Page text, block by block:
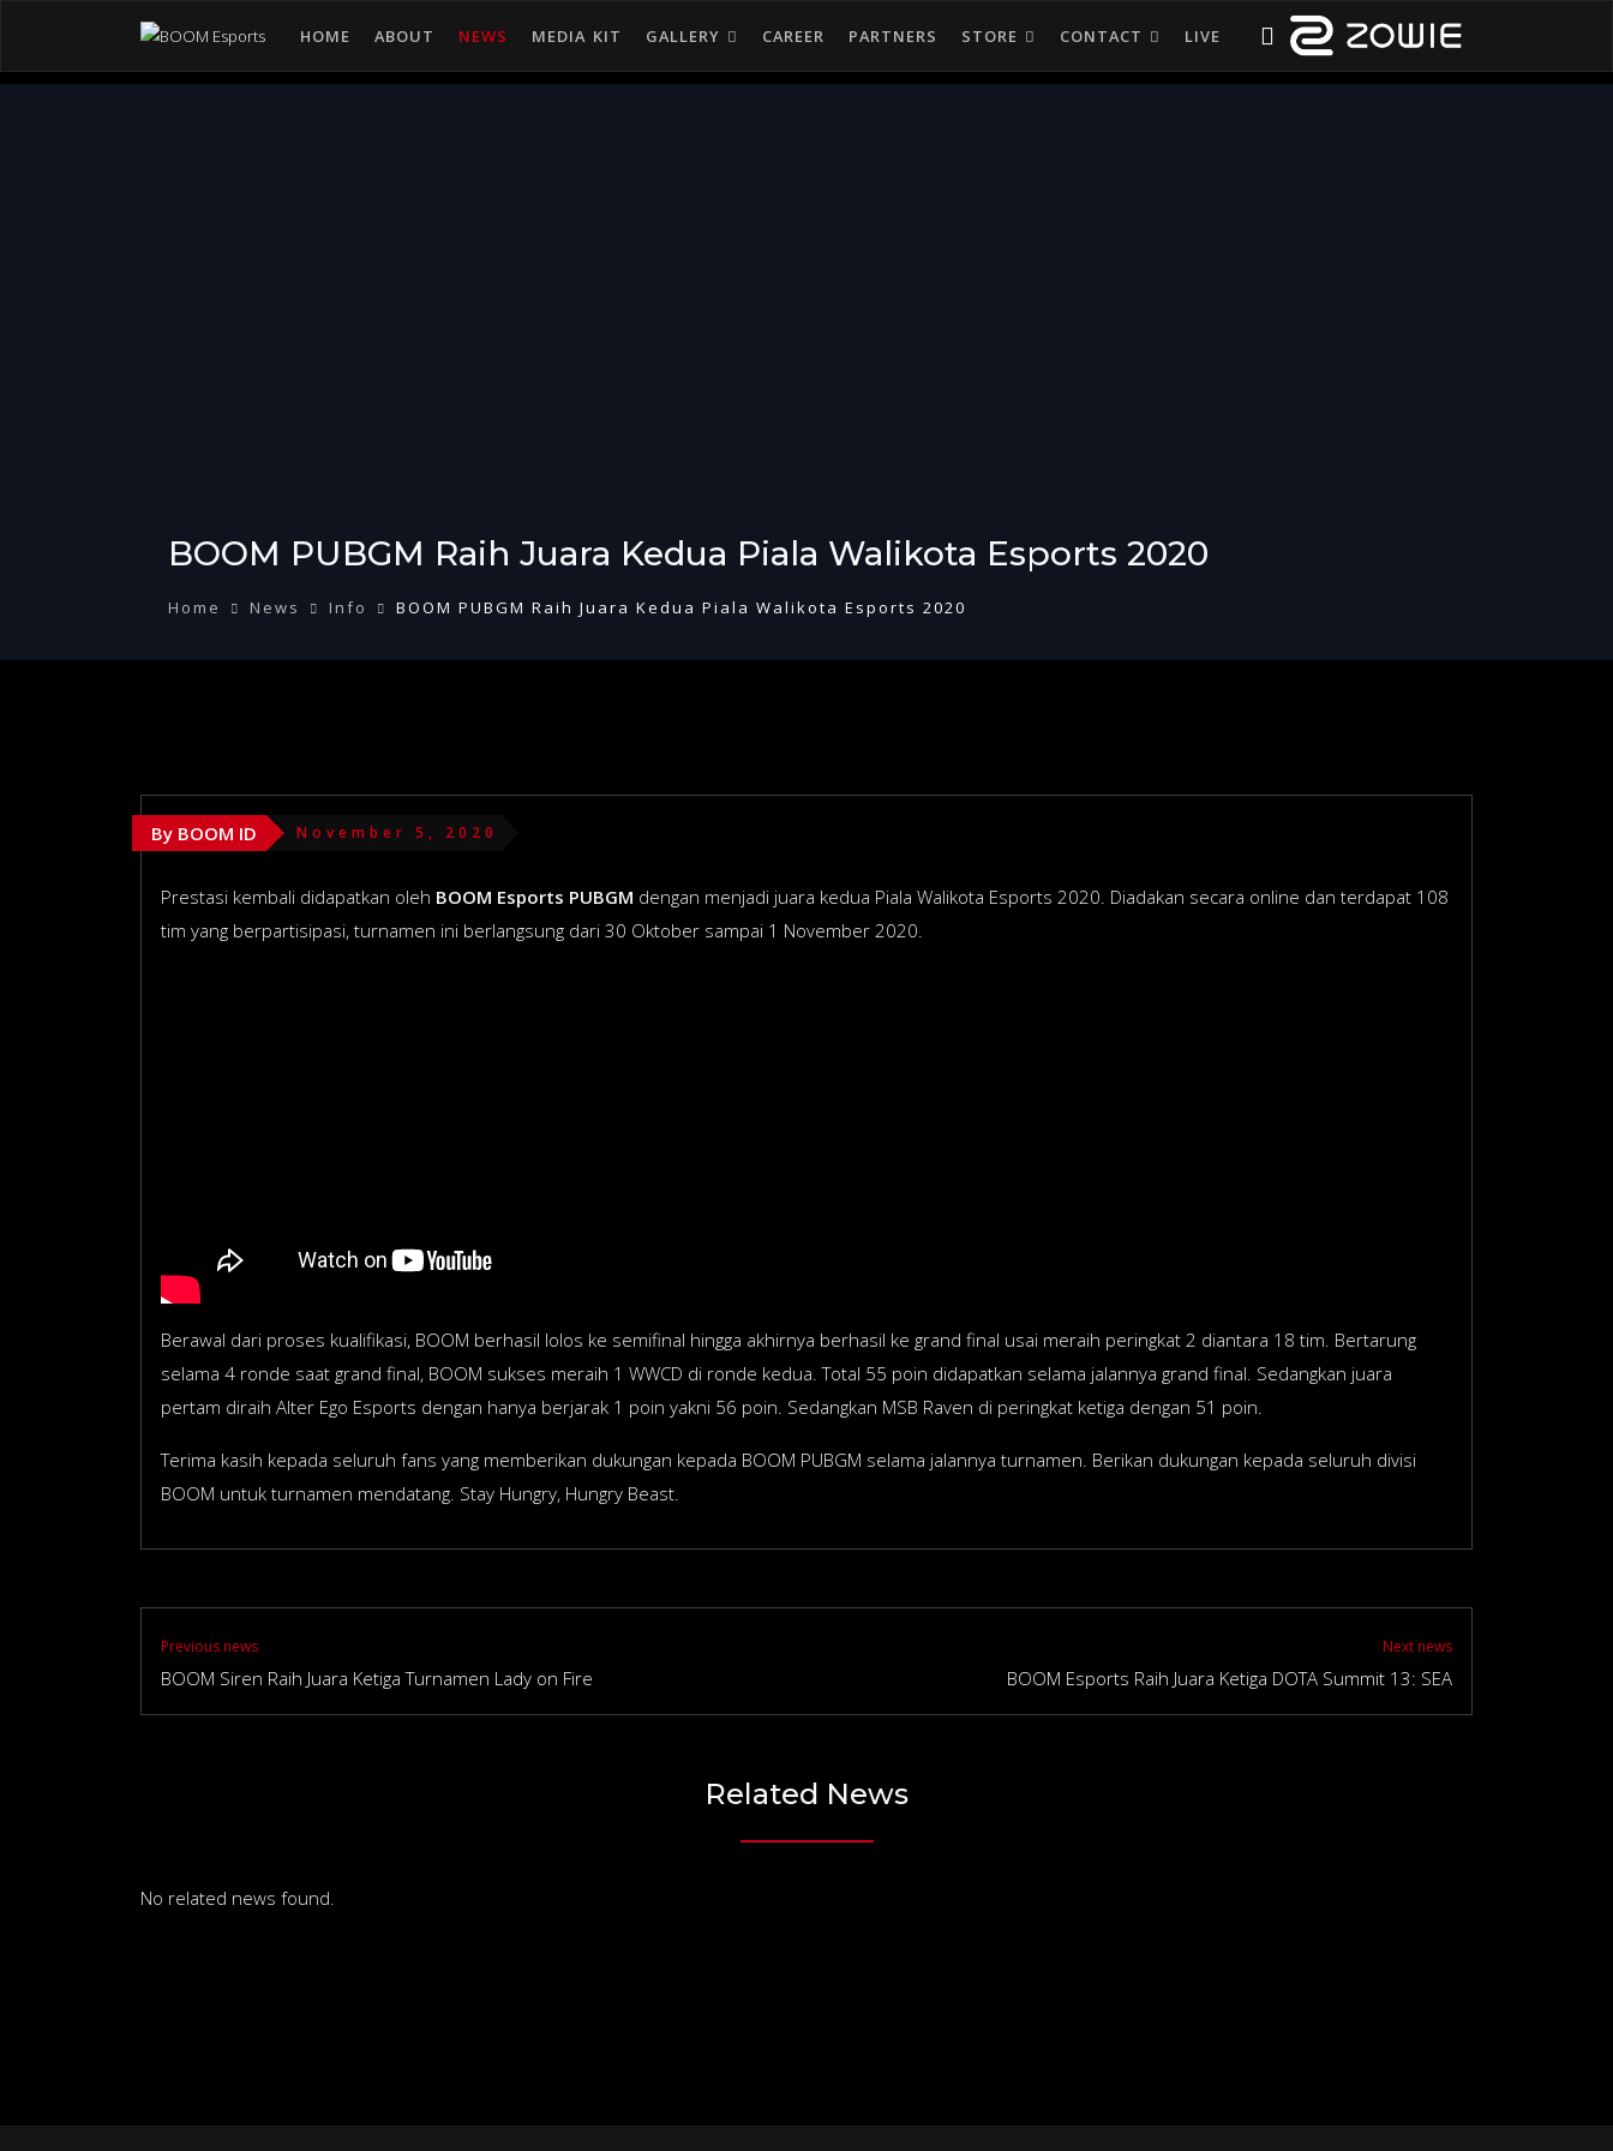
HOME ABOUT NEWS MEDIA KIT GALLERY CAREER PARTNERS STORE CONTACT LIVE
BOOM PUBGM Raih Juara Kedua Piala Walikota Esports 2020
Home News Info BOOM PUBGM Raih Juara Kedua Piala Walikota Esports 2020
By BOOM ID November 5, 2020
Prestasi kembali didapatkan oleh BOOM Esports PUBGM dengan menjadi juara kedua Piala Walikota Esports 2020. Diadakan secara online dan terdapat 108
tim yang berpartisipasi, turnamen ini berlangsung dari 30 Oktober sampai 1 November 2020.
Berawal dari proses kualifikasi, BOOM berhasil lolos ke semifinal hingga akhirnya berhasil ke grand final usai meraih peringkat 2 diantara 18 tim. Bertarung
selama 4 ronde saat grand final, BOOM sukses meraih 1 WWCD di ronde kedua. Total 55 poin didapatkan selama jalannya grand final. Sedangkan juara
pertam diraih Alter Ego Esports dengan hanya berjarak 1 poin yakni 56 poin. Sedangkan MSB Raven di peringkat ketiga dengan 51 poin.
Terima kasih kepada seluruh fans yang memberikan dukungan kepada BOOM PUBGM selama jalannya turnamen. Berikan dukungan kepada seluruh divisi
BOOM untuk turnamen mendatang. Stay Hungry, Hungry Beast.
Previous news
BOOM Siren Raih Juara Ketiga Turnamen Lady on Fire
Next news
BOOM Esports Raih Juara Ketiga DOTA Summit 13: SEA
Related News
No related news found.